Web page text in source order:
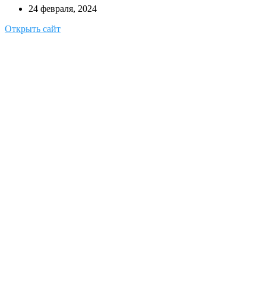
24 февраля, 2024
Открыть сайт